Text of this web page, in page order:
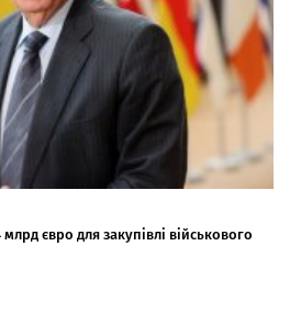
євро для закупівлі військового